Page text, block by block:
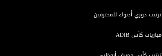
ترتيب دوري أدنوك للمحترفين
مباريات كأس ADIB